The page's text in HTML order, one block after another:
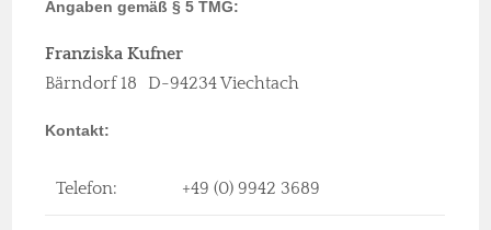
Angaben gemäß § 5 TMG:
Franziska Kufner
Bärndorf 18 D-94234 Viechtach
Kontakt:
Telefon: +49 (0) 9942 3689